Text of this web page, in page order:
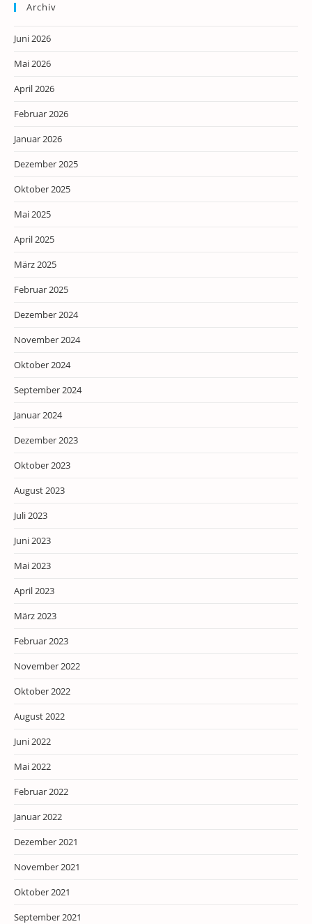
Archiv
Juni 2026
Mai 2026
April 2026
Februar 2026
Januar 2026
Dezember 2025
Oktober 2025
Mai 2025
April 2025
März 2025
Februar 2025
Dezember 2024
November 2024
Oktober 2024
September 2024
Januar 2024
Dezember 2023
Oktober 2023
August 2023
Juli 2023
Juni 2023
Mai 2023
April 2023
März 2023
Februar 2023
November 2022
Oktober 2022
August 2022
Juni 2022
Mai 2022
Februar 2022
Januar 2022
Dezember 2021
November 2021
Oktober 2021
September 2021